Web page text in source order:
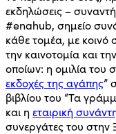
εκδηλώσεις –
#enahub, σημείο
κάθε τομέα, με κοινό
την καινοτομία και
οποίων: η ομιλία
εκδοχές της αγάπης”
βιβλίου του “Τα
και η εταιρική
συνεργάτες του